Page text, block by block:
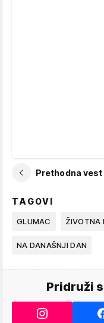
Prethodna vest
TAGOVI
GLUMAC ŽIVOTNA
NA DANAŠNJI DAN
Pridruži